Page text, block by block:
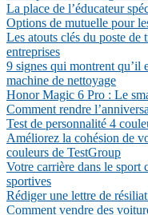
La place de l’éducateur
Options de mutuelle pour
Les atouts clés du poste
entreprises
9 signes qui montrent qu’il
machine de nettoyage
Honor Magic 6 Pro : Le
Comment rendre
Test de personnalité 4
Améliorez la cohésion de
couleurs de TestGroup
Votre carrière dans le sport
sportives
Rédiger une lettre de
Comment vendre des